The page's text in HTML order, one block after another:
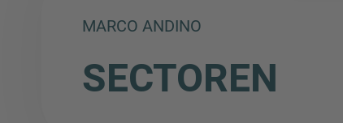
MARCO ANDINO
SECTOREN